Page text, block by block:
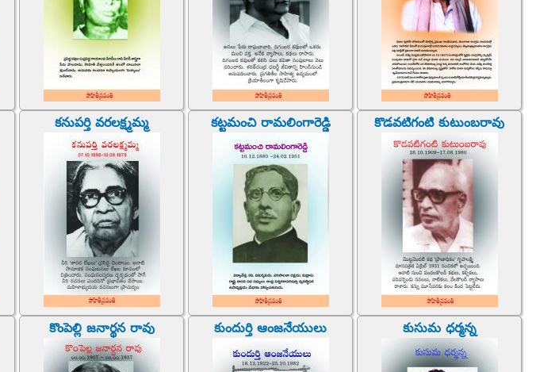
కనుపర్తి వరలక్ష్మమ్మ కట్టమంచి రామలింగారెడ్డి కొడవటిగంటి కుటుంబరావు
కొంపెల్లి జనార్థన రావు కుందుర్తి ఆంజనేయులు కుసుమ ధర్మన్న